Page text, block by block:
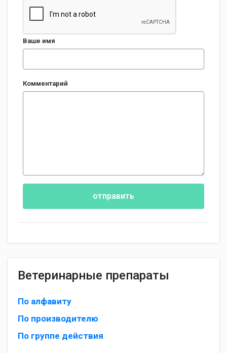
Ваше имя
Комментарий
отправить
Ветеринарные препараты
По алфавиту
По производителю
По группе действия